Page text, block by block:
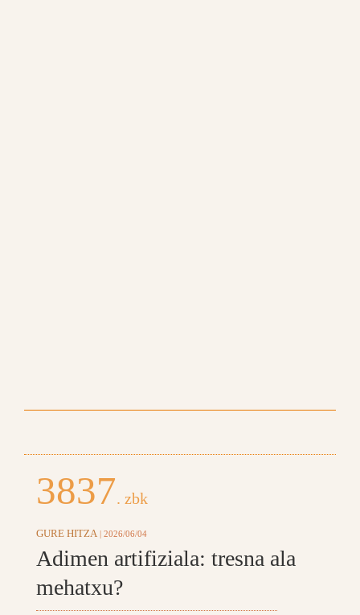
3837. zbk
GURE HITZA | 2026/06/04
Adimen artifiziala: tresna ala
mehatxu?